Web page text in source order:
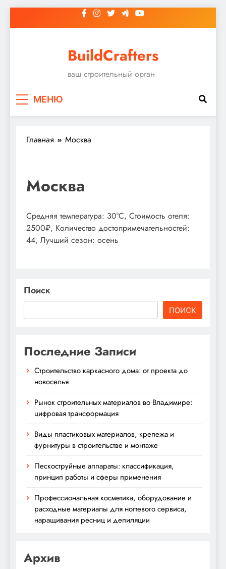
к
BuildCrafters
ваш строительный орган
МЕНЮ
Главная Москва
Москва
Средняя температура: 30°C, Стоимость отеля:
2500₽, Количество достопримечательностей:
44, Лучший сезон: осень
Поиск
ПОИСК
Последние Записи
Строительство каркасного дома: от проекта до
новоселья
Рынок строительных материалов во Владимире:
цифровая трансформация
Виды пластиковых материалов, крепежа и
фурнитуры в строительстве и монтаже
Пескоструйные аппараты: классификация,
принцип работы и сферы применения
Профессиональная косметика, оборудование и
расходные материалы для ногтевого сервиса,
наращивания ресниц и депиляции
Архив